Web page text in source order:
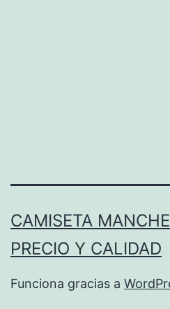
CAMISETA
PRECIO Y CALIDAD
Funciona gracias a